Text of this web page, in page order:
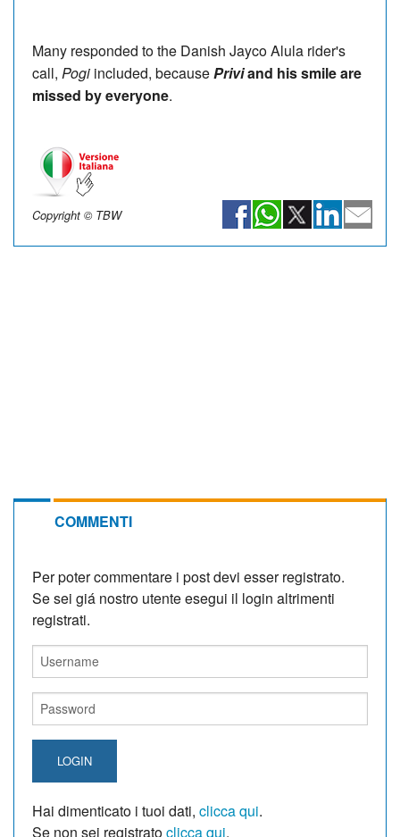
Many responded to the Danish Jayco Alula rider's
call, Pogi included, becausePriviand his smile are
missed by everyone.
Copyright © TBW
COMMENTI
Per poter commentare i post devi esser registrato.
Se sei giá nostro utente esegui il login altrimenti
registrati.
LOGIN
Hai dimenticato i tuoi dati, clicca qui.
Se non sei registratoclicca qui.